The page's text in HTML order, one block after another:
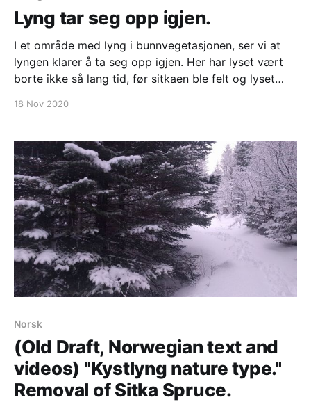
Lyng tar seg opp igjen.
I et område med lyng i bunnvegetasjonen, ser vi at
lyngen klarer å ta seg opp igjen. Her har lyset vært
borte ikke så lang tid, før sitkaen ble felt og lyset
18 Nov 2020
Norsk
(Old Draft, Norwegian text and
videos) "Kystlyng nature type."
Removal of Sitka Spruce.